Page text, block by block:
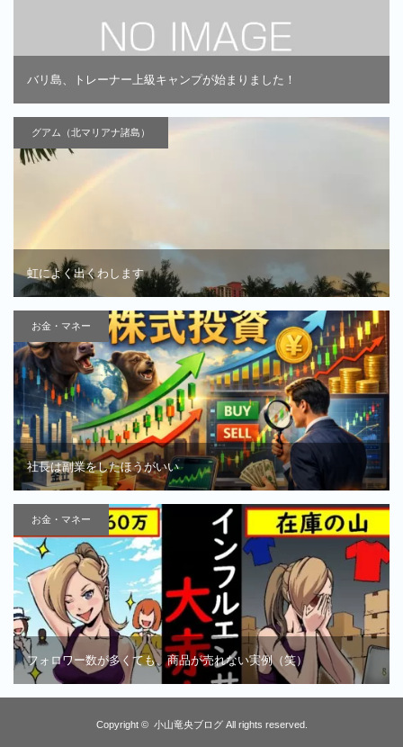
バリ島、トレーナー上級キャンプが始まりました！
グアム（北マリアナ諸島）
虹によく出くわします
お金・マネー
社長は副業をしたほうがいい
お金・マネー
フォロワー数が多くても、商品が売れない実例（笑）
Copyright © 小山竜央ブログAll rights reserved.